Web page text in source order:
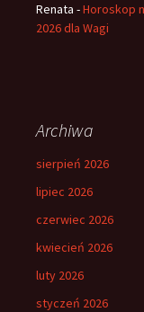
Renata -Horoskop
2026 dla Wagi
Archiwa
sierpień 2026
lipiec 2026
czerwiec 2026
kwiecień 2026
luty 2026
styczeń 2026